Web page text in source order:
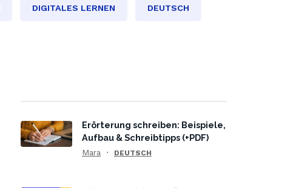
DIGITALES LERNEN DEUTSCH
Erörterung schreiben: Beispiele,
Aufbau & Schreibtipps (+PDF)
Mara DEUTSCH